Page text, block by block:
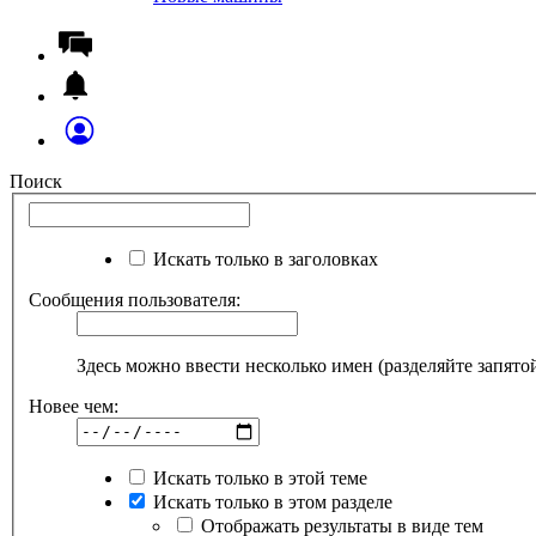
Поиск
Искать только в заголовках
Сообщения пользователя:
Здесь можно ввести несколько имен (разделяйте
Новее чем:
Искать только в этой теме
Искать только в этом разделе
Отображать результаты в виде тем